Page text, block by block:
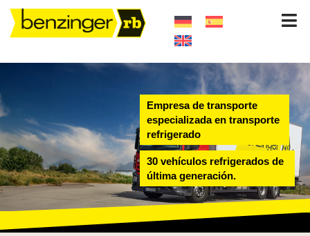
Empresa de transporte
especializada en transporte
refrigerado
30 vehículos refrigerados de
última generación.